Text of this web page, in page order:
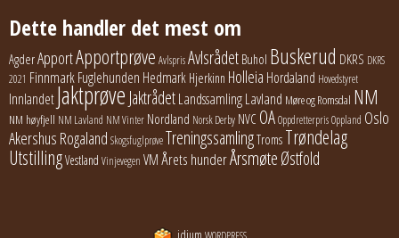
Dette handler det mest om
AgderApportApportprøve AvlsprisAvlsrådet Buhol Buskerud DKRS DKRS
2021 FinnmarkFuglehunden Hedmark Hjerkinn Holleia Hordaland Hovedstyret
InnlandetJaktprøve JaktrådetLandssamlingLavland Møre og Romsdal NM
NM høyfjell NM Lavland NM Vinter Nordland Norsk Derby NVC OAOppdretterprisOppland Oslo
Akershus Rogaland SkogsfuglprøveTreningssamlingTroms Trøndelag
UtstillingVestland Vinjevegen VMÅrets hunderÅrsmøteØstfold